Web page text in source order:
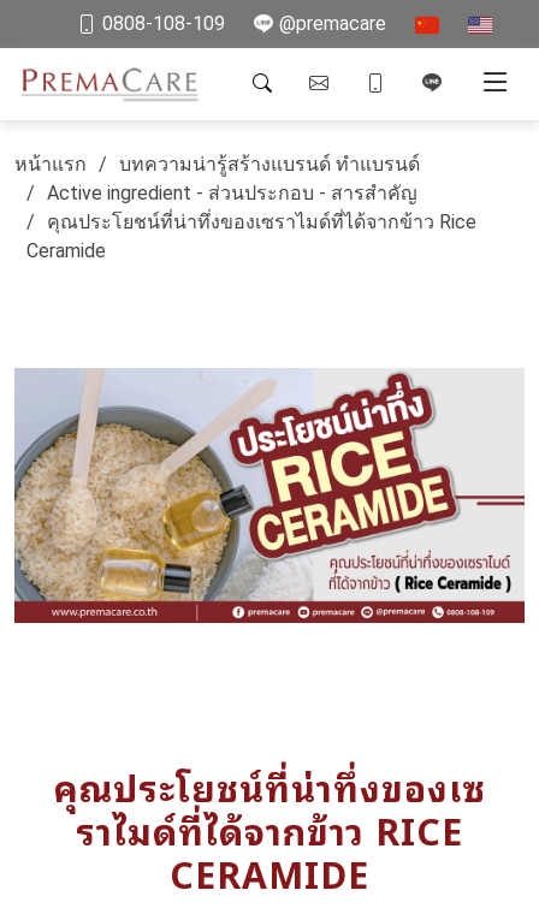
0808-108-109 @premacare
หน้าแรก
บทความน่ารู้สร้างแบรนด์ ทำแบรนด์
Active ingredient - ส่วนประกอบ - สารสำคัญ
คุณประโยชน์ที่น่าทึ่งของเซราไมด์ที่ได้จากข้าว Rice
Ceramide
คุณประโยชน์ที่น่าทึ่งของเซ
ราไมด์ที่ได้จากข้าว RICE
CERAMIDE